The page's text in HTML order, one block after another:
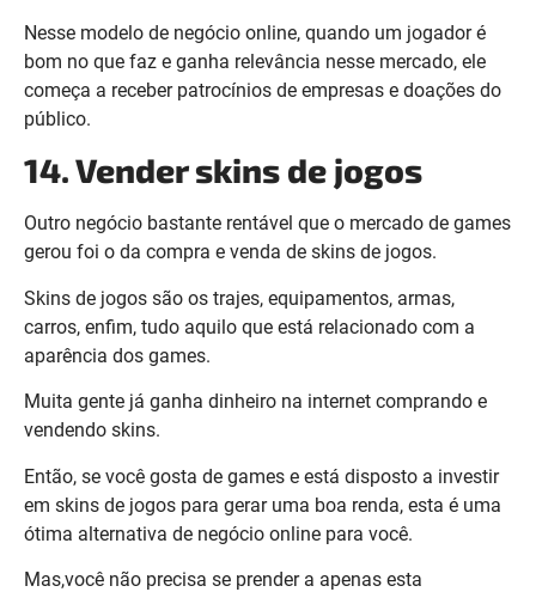
Nesse modelo de negócio online, quando um jogador é
bom no que faz e ganha relevância nesse mercado, ele
começa a receber patrocínios de empresas e doações do
público.
14. Vender skins de jogos
Outro negócio bastante rentável que o mercado de games
gerou foi o da compra e venda de skins de jogos.
Skins de jogos são os trajes, equipamentos, armas,
carros, enfim, tudo aquilo que está relacionado com a
aparência dos games.
Muita gente já ganha dinheiro na internet comprando e
vendendo skins.
Então, se você gosta de games e está disposto a investir
em skins de jogos para gerar uma boa renda, esta é uma
ótima alternativa de negócio online para você.
Mas,você não precisa se prender a apenas esta